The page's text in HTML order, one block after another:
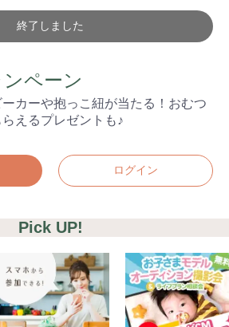
終了しました
ペーン
カーや抱っこ紐が当たる！おむつ
えるプレゼントも♪
ログイン
Pick UP!